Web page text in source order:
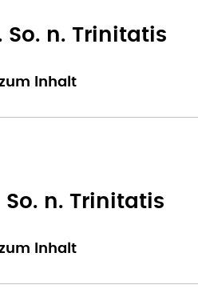
So. n. Trinitatis
Inhalt
So. n. Trinitatis
Inhalt